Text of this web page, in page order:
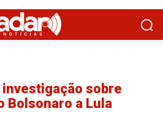
investigação sobre
Bolsonaro a Lula